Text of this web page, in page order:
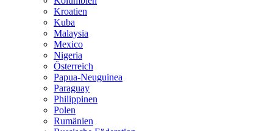
Kroatien
Kuba
Malaysia
Mexico
Nigeria
Österreich
Papua-Neuguinea
Paraguay
Philippinen
Polen
Rumänien